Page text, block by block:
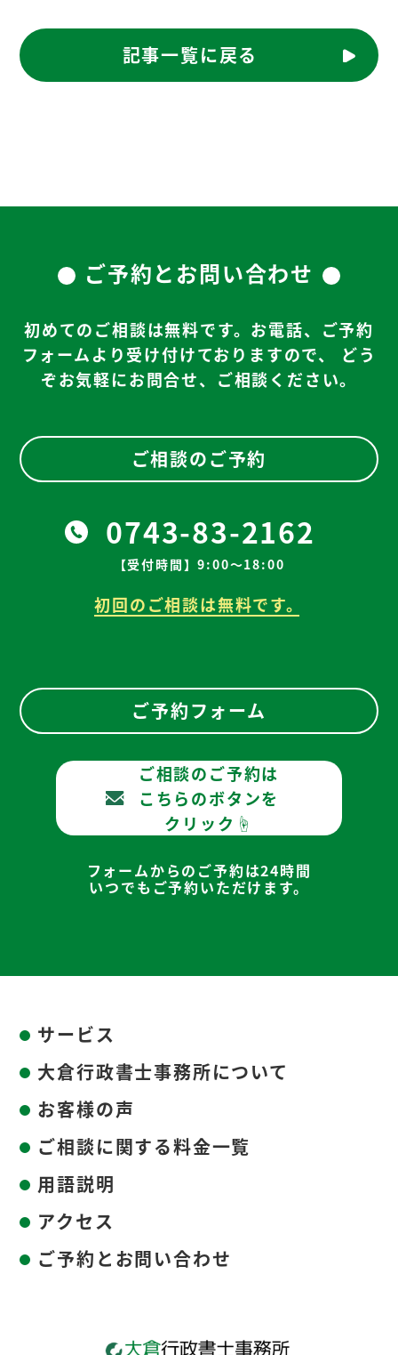
記事一覧に戻る
ご予約とお問い合わせ
初めてのご相談は無料です。お電話、ご予約
フォームより受け付けておりますので、
どう
ぞお気軽にお問合せ、ご相談ください。
ご相談のご予約
0743-83-2162
【受付時間】9:00～18:00
初回のご相談は無料です。
ご予約フォーム
ご相談のご予約は
こちらのボタンを
クリック☝
フォームからのご予約は24時間
いつでもご予約いただけます。
サービス
大倉行政書士事務所について
お客様の声
ご相談に関する料金一覧
用語説明
アクセス
ご予約とお問い合わせ